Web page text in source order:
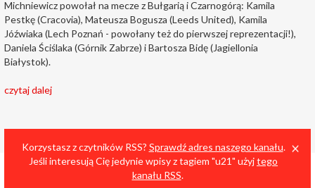
Michniewicz powołał na mecze z Bułgarią i Czarnogórą: Kamila
Pestkę (Cracovia), Mateusza Bogusza (Leeds United), Kamila
Jóźwiaka (Lech Poznań - powołany też do pierwszej reprezentacji!),
Daniela Ściślaka (Górnik Zabrze) i Bartosza Bidę (Jagiellonia
Białystok).
czytaj dalej
×
Korzystasz z czytników RSS? Sprawdź adres naszego kanału.
Jeśli interesują Cię jedynie wpisy z tagiem "u21" użyjtego
kanału RSS.